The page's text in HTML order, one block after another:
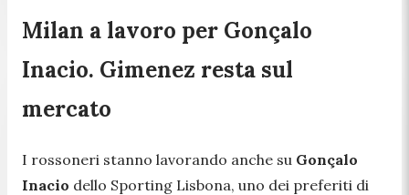
Milan a lavoro per Gonçalo
Inacio. Gimenez resta sul
mercato
I rossoneri stanno lavorando anche su Gonçalo
Inacio dello Sporting Lisbona, uno dei preferiti di